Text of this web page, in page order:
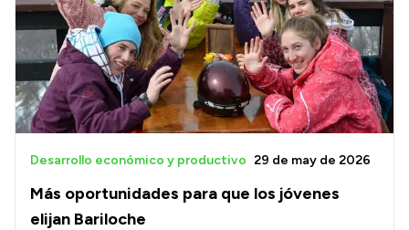
Más oportunidades para que los jóvenes
elijan Bariloche
Desarrollo económico y productivo 29 de may de 2026